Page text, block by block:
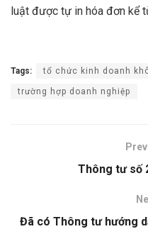
luật được tự in hóa đơn kể
Tags: tổ chức kinh doanh
trường hợp doanh nghiệp
Thông tư số
Đã có Thông tư hướng